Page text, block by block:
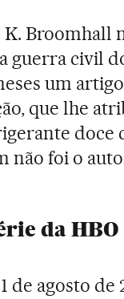
K. Broomhall
guerra civil
um
que lhe
doce
não foi o
da
de agosto de